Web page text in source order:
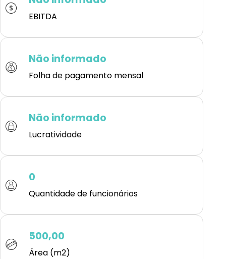
EBITDA
Não informado
Folha de pagamento mensal
Não informado
Lucratividade
0
Quantidade de funcionários
500,00
Área (m2)